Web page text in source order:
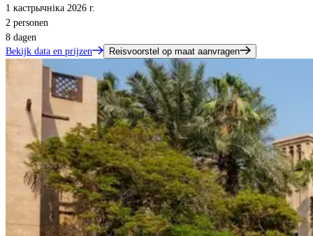
1 кастрычніка 2026 г.
2 personen
8 dagen
Bekijk data en prijzen
Reisvoorstel op maat aanvragen